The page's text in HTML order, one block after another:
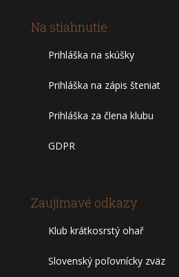
Na stiahnutie
Prihláška na skúšky
Prihláška na zápis šteniat
Prihláška za člena klubu
GDPR
Zaujímavé odkazy
Klub krátkosrstý ohař
Slovenský poľovnícky zväz